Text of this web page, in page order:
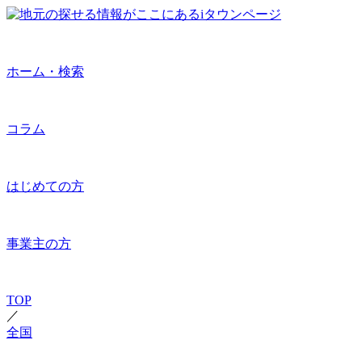
ホーム・検索
コラム
はじめての方
事業主の方
TOP
／
全国